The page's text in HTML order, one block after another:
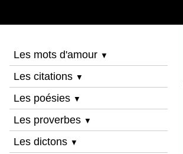
Les mots d'amour ▼
Les citations ▼
Les poésies ▼
Les proverbes ▼
Les dictons ▼